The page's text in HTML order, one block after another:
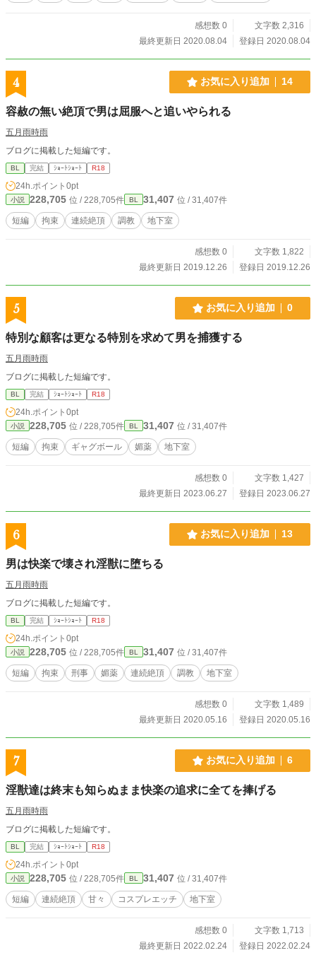
感想数 0
文字数 2,316
最終更新日 2020.08.04
登録日 2020.08.04
4 お気に入り追加 14
容赦の無い絶頂で男は屈服へと追いやられる
五月雨時雨
ブログに掲載した短編です。
BL 完結 ｼｮｰﾄｼｮｰﾄ R18
24h.ポイント 0pt
小説 228,705 位 / 228,705件 BL 31,407 位 / 31,407件
短編 拘束 連続絶頂 調教 地下室
感想数 0
文字数 1,822
最終更新日 2019.12.26
登録日 2019.12.26
5 お気に入り追加 0
特別な顧客は更なる特別を求めて男を捕獲する
五月雨時雨
ブログに掲載した短編です。
BL 完結 ｼｮｰﾄｼｮｰﾄ R18
24h.ポイント 0pt
小説 228,705 位 / 228,705件 BL 31,407 位 / 31,407件
短編 拘束 ギャグボール 媚薬 地下室
感想数 0
文字数 1,427
最終更新日 2023.06.27
登録日 2023.06.27
6 お気に入り追加 13
男は快楽で壊され淫獣に堕ちる
五月雨時雨
ブログに掲載した短編です。
BL 完結 ｼｮｰﾄｼｮｰﾄ R18
24h.ポイント 0pt
小説 228,705 位 / 228,705件 BL 31,407 位 / 31,407件
短編 拘束 刑事 媚薬 連続絶頂 調教 地下室
感想数 0
文字数 1,489
最終更新日 2020.05.16
登録日 2020.05.16
7 お気に入り追加 6
淫獣達は終末も知らぬまま快楽の追求に全てを捧げる
五月雨時雨
ブログに掲載した短編です。
BL 完結 ｼｮｰﾄｼｮｰﾄ R18
24h.ポイント 0pt
小説 228,705 位 / 228,705件 BL 31,407 位 / 31,407件
短編 連続絶頂 甘々 コスプレエッチ 地下室
感想数 0
文字数 1,713
最終更新日 2022.02.24
登録日 2022.02.24